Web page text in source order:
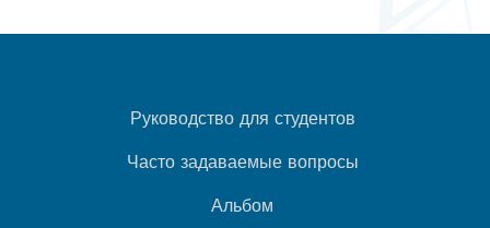
Руководство для студентов
Часто задаваемые вопросы
Альбом